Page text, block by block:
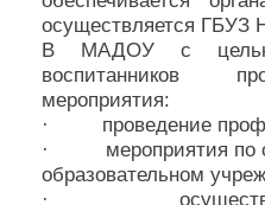
осуществляется ГБУЗ
В МАДОУ с
воспитанников
мероприятия:
· проведение
· мероприятия по
образовательном
·